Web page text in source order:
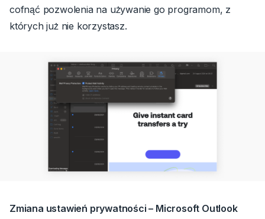
cofnąć pozwolenia na używanie go programom, z
których już nie korzystasz.
Zmiana ustawień prywatności – Microsoft Outlook